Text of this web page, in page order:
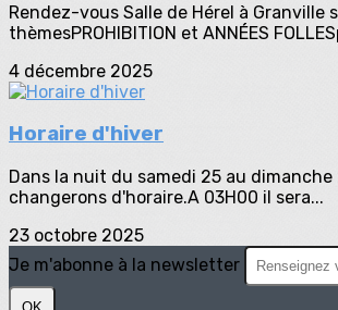
Rendez-vous Salle de Hérel à Granville
thèmesPROHIBITION et ANNÉES
4 décembre 2025
Horaire d'hiver
Dans la nuit du samedi 25 au
changerons d'horaire.A 03H00 il sera...
23 octobre 2025
Je m'abonne à la newsletter